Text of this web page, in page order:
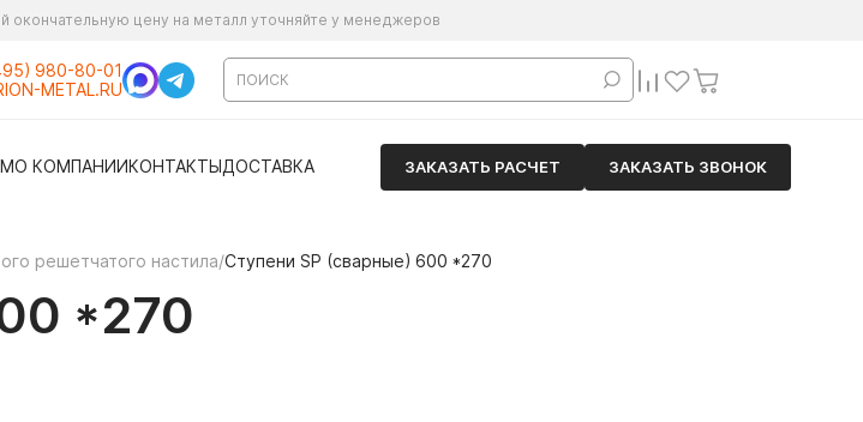
окончательную цену на металл уточняйте у менеджеров
980-80-01
METAL.RU
О КОМПАНИИКОНТАКТЫДОСТАВКА ЗАКАЗАТЬ РАСЧЕТ ЗАКАЗАТЬ ЗВОНОК
решетчатого настила/Ступени SP (сварные) 600 *270
*270